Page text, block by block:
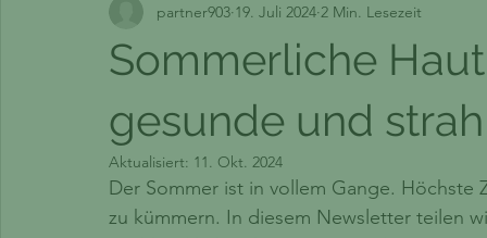
Sommerliche
gesunde und
partner903 19. Juli 2024 2 Min. Lesezeit
Aktualisiert: 11. Okt. 2024
Der Sommer ist in vollem Gange.
zu kümmern. In diesem Newsletter teilen